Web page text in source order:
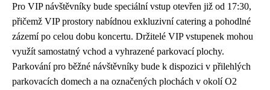
Pro VIP návštěvníky bude speciální vstup otevřen již od 17:30,
přičemž VIP prostory nabídnou exkluzivní catering a pohodlné
zázemí po celou dobu koncertu. Držitelé VIP vstupenek mohou
využít samostatný vchod a vyhrazené parkovací plochy.
Parkování pro běžné návštěvníky bude k dispozici v přilehlých
parkovacích domech a na označených plochách v okolí O2